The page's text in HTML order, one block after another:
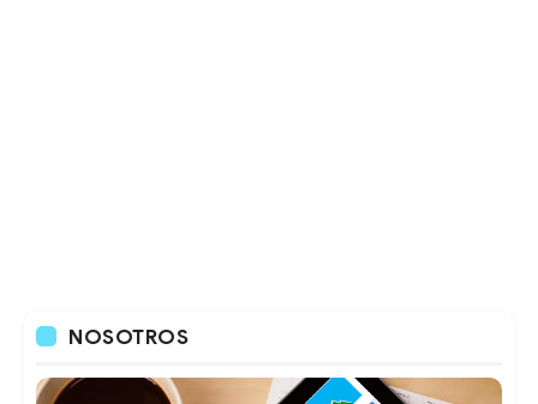
NOSOTROS